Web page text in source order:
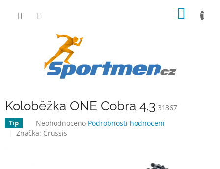
Koloběžka ONE Cobra 4.3 31367
Tip
Průměrné
hodnocení
Neohodnoceno Podrobnosti hodnocení
Značka: Crussis